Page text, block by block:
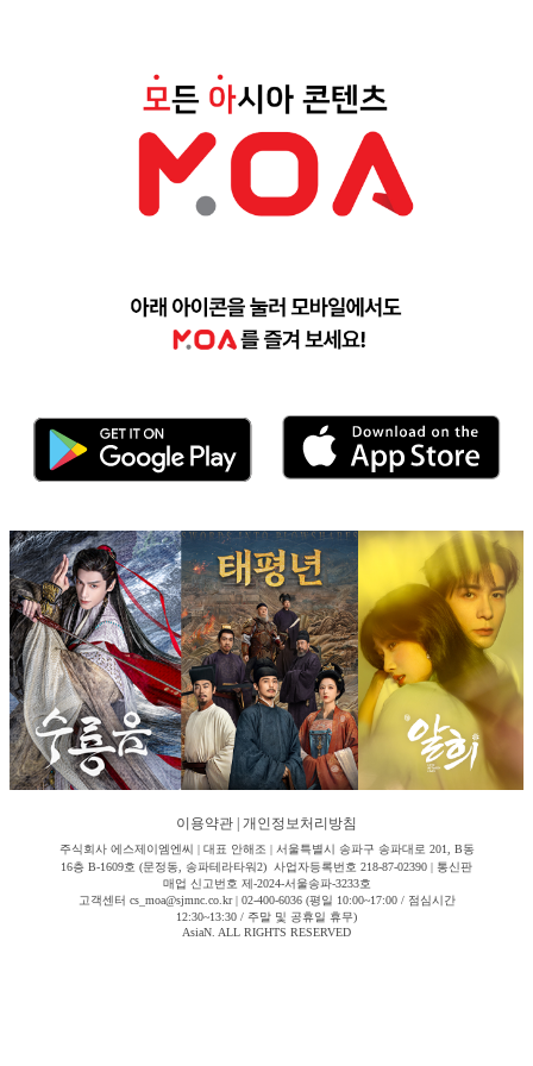
이용약관 개인정보처리방침
주식회사 에스제이엠엔씨 | 대표 안해조 | 서울특별시 송파구 송파대로 201, B동
16층 B-1609호 (문정동, 송파테라타워2) 사업자등록번호 218-87-02390 | 통신판
매업 신고번호 제-2024-서울송파-3233호
고객센터 cs_moa@sjmnc.co.kr | 02-400-6036 (평일 10:00~17:00 / 점심시간
12:30~13:30 / 주말 및 공휴일 휴무)
AsiaN. ALL RIGHTS RESERVED